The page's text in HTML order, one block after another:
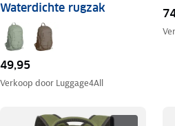
Waterdichte rugzak
49,95
Verkoop door Luggage4All